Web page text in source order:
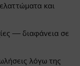
και
— διαφάνεια σε
λόγω της